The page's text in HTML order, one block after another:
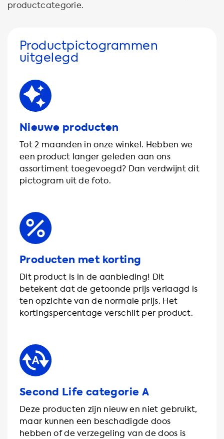
productcategorie.
Productpictogrammen
uitgelegd
Nieuwe producten
Tot 2 maanden in onze winkel. Hebben we
een product langer geleden aan ons
assortiment toegevoegd? Dan verdwijnt dit
pictogram uit de foto.
Producten met korting
Dit product is in de aanbieding! Dit
betekent dat de getoonde prijs verlaagd is
ten opzichte van de normale prijs. Het
kortingspercentage verschilt per product.
Second Life categorie A
Deze producten zijn nieuw en niet gebruikt,
maar kunnen een beschadigde doos
hebben of de verzegeling van de doos is